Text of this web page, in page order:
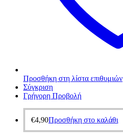
Προσθήκη στη λίστα επιθυμιών
Σύγκριση
Γρήγορη Προβολή
€4,90Προσθήκη στο καλάθι